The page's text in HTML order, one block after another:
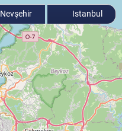
Nevşehir Istanbul